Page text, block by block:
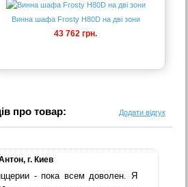
Винна шафа Frosty H80D на дві зони
43 762 грн.
про товар: Додати відгук
г. Киев
- пока всем доволен. Я